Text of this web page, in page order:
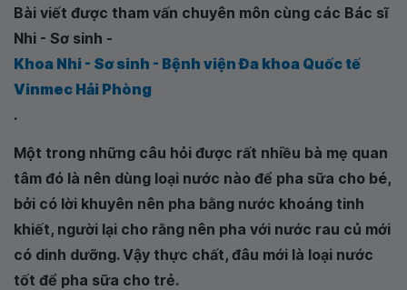
Bài viết được tham vấn chuyên môn cùng các Bác sĩ
Nhi - Sơ sinh -
Khoa Nhi - Sơ sinh - Bệnh viện Đa khoa Quốc tế
Vinmec Hải Phòng
.
Một trong những câu hỏi được rất nhiều bà mẹ quan
tâm đó là nên dùng loại nước nào để pha sữa cho bé,
bởi có lời khuyên nên pha bằng nước khoáng tinh
khiết, người lại cho rằng nên pha với nước rau củ mới
có dinh dưỡng. Vậy thực chất, đâu mới là loại nước
tốt để pha sữa cho trẻ.